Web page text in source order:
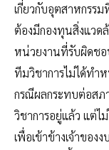
เกี่ยวกับอุตสาหกรร
ต้องมีกองทุนสิ่งแว
หน่วยงานที่รับผิดชอ
ทีมวิชาการไม่ได้ทำ
กรณีผลกระทบต่อส
วิชาการอยู่แล้ว แต่
เพื่อเข้าข้างเจ้าขอ